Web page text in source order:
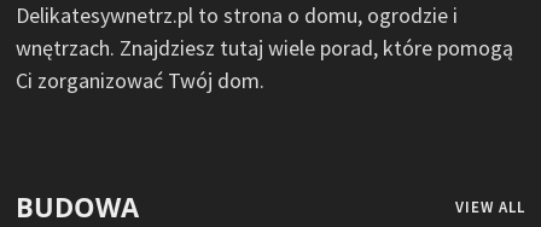
Delikatesywnetrz.pl to strona o domu, ogrodzie i
wnętrzach. Znajdziesz tutaj wiele porad, które pomogą
Ci zorganizować Twój dom.
BUDOWA VIEW ALL